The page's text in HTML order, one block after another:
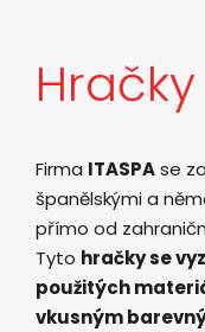
Hračky
Firma ITASPAse
španělskými a
přímo od
Tyto hračky se
použitých
vkusným